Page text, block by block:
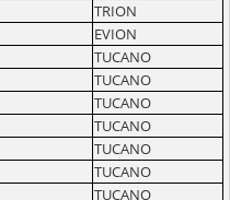
TRION
EVION
TUCANO
TUCANO
TUCANO
TUCANO
TUCANO
TUCANO
TUCANO